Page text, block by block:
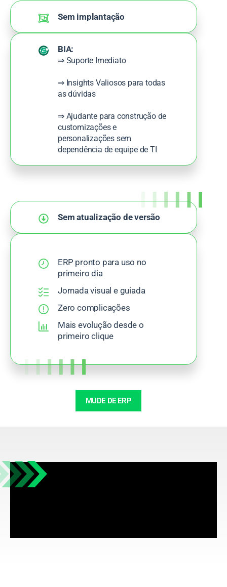
Sem implantação
BIA:
⇒ Suporte Imediato
⇒ Insights Valiosos para todas
as dúvidas
⇒ Ajudante para construção de
customizações e
personalizações sem
dependência de equipe de TI
Sem atualização de versão
ERP pronto para uso no
primeiro dia
Jornada visual e guiada
Zero complicações
Mais evolução desde o
primeiro clique
MUDE DE ERP